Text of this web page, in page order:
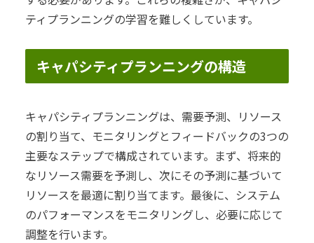
ティプランニングの学習を難しくしています。
キャパシティプランニングの構造
キャパシティプランニングは、需要予測、リソース
の割り当て、モニタリングとフィードバックの3つの
主要なステップで構成されています。まず、将来的
なリソース需要を予測し、次にその予測に基づいて
リソースを最適に割り当てます。最後に、システム
のパフォーマンスをモニタリングし、必要に応じて
調整を行います。